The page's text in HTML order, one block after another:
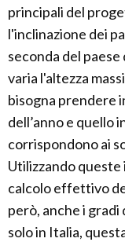
principali del
l'inclinazione dei
seconda del
varia l'altezza
bisogna prendere
dell’anno e quello
corrispondono ai
Utilizzando
calcolo effettivo
però, anche i
solo in Italia,